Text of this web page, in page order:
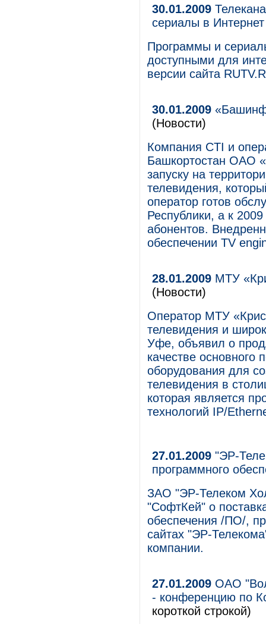
30.01.2009
сериалы в Интернет
Программы и
доступными для
версии сайта
30.01.2009
(Новости)
Компания CTI и
Башкортостан ОАО
запуску на
телевидения,
оператор готов
Республики, а к
абонентов.
обеспечении TV
28.01.2009 МТУ
(Новости)
Оператор МТУ
телевидения и
Уфе, объявил о
качестве основного
оборудования для
телевидения в
которая является
технологий IP/
27.01.2009 "ЭР-
программного
ЗАО "ЭР-Телеком
"СофтКей" о
обеспечения /ПО/,
сайтах "ЭР-
компании.
27.01.2009 ОАО
- конференцию по
короткой строкой)